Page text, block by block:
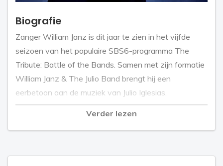
Biografie
Zanger William Janz is dit jaar te zien in het vijfde
seizoen van het populaire SBS6-programma The
Tribute: Battle of the Bands. Samen met zijn formatie
William Janz & The Julio Band brengt hij een
eerbetoon aan de muziek van Julio Iglesias.
Nederlandse vertolker van Iglesias. Zijn optredens,
Verder lezen